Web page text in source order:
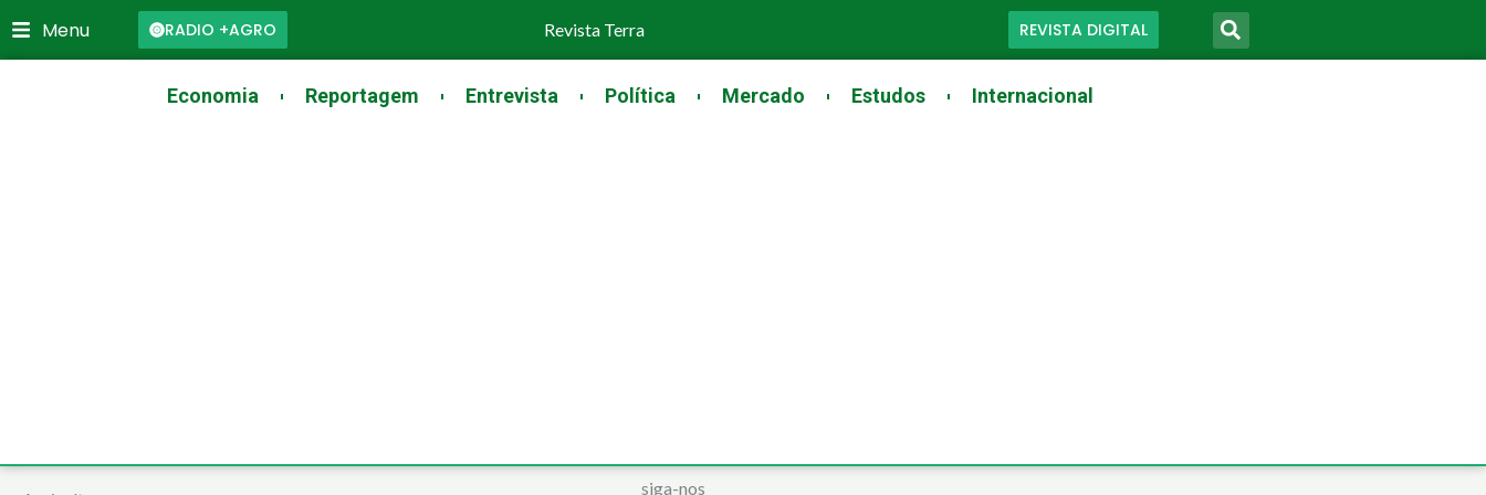
to
Menu RADIO +AGRO Revista Terra REVISTA DIGITAL
Economia Reportagem Entrevista Política Mercado Estudos Internacional
siga-nos